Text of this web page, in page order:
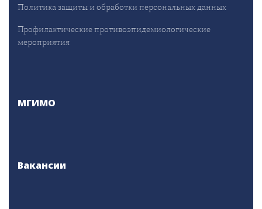
Политика защиты и обработки персональных данных
Профилактические противоэпидемиологические
мероприятия
МГИМО
Вакансии